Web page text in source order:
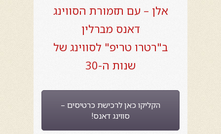
אלן – עם תזמורת הסווינג
דאנס מברלין
ב"רטרו טריפ" לסווינג של
שנות ה-30
הקליקו כאן לרכישת כרטיסים –
סווינג דאנס!